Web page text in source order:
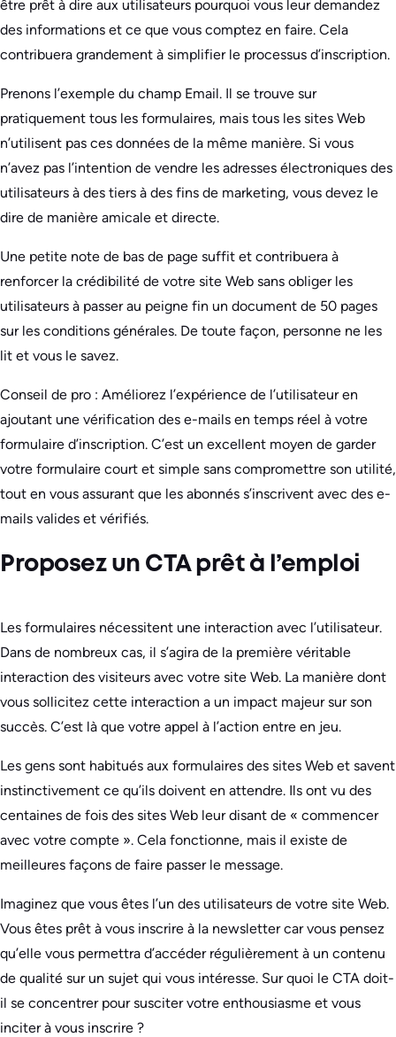
être prêt à dire aux utilisateurs pourquoi vous leur demandez
des informations et ce que vous comptez en faire. Cela
contribuera grandement à simplifier le processus d’inscription.
Prenons l’exemple du champ Email. Il se trouve sur
pratiquement tous les formulaires, mais tous les sites Web
n’utilisent pas ces données de la même manière. Si vous
n’avez pas l’intention de vendre les adresses électroniques des
utilisateurs à des tiers à des fins de marketing, vous devez le
dire de manière amicale et directe.
Une petite note de bas de page suffit et contribuera à
renforcer la crédibilité de votre site Web sans obliger les
utilisateurs à passer au peigne fin un document de 50 pages
sur les conditions générales. De toute façon, personne ne les
lit et vous le savez.
Conseil de pro : Améliorez l’expérience de l’utilisateur en
ajoutant une vérification des e-mails en temps réel à votre
formulaire d’inscription. C’est un excellent moyen de garder
votre formulaire court et simple sans compromettre son utilité,
tout en vous assurant que les abonnés s’inscrivent avec des e-
mails valides et vérifiés.
Proposez un CTA prêt à l’emploi
Les formulaires nécessitent une interaction avec l’utilisateur.
Dans de nombreux cas, il s’agira de la première véritable
interaction des visiteurs avec votre site Web. La manière dont
vous sollicitez cette interaction a un impact majeur sur son
succès. C’est là que votre appel à l’action entre en jeu.
Les gens sont habitués aux formulaires des sites Web et savent
instinctivement ce qu’ils doivent en attendre. Ils ont vu des
centaines de fois des sites Web leur disant de « commencer
avec votre compte ». Cela fonctionne, mais il existe de
meilleures façons de faire passer le message.
Imaginez que vous êtes l’un des utilisateurs de votre site Web.
Vous êtes prêt à vous inscrire à la newsletter car vous pensez
qu’elle vous permettra d’accéder régulièrement à un contenu
de qualité sur un sujet qui vous intéresse. Sur quoi le CTA doit-
il se concentrer pour susciter votre enthousiasme et vous
inciter à vous inscrire ?